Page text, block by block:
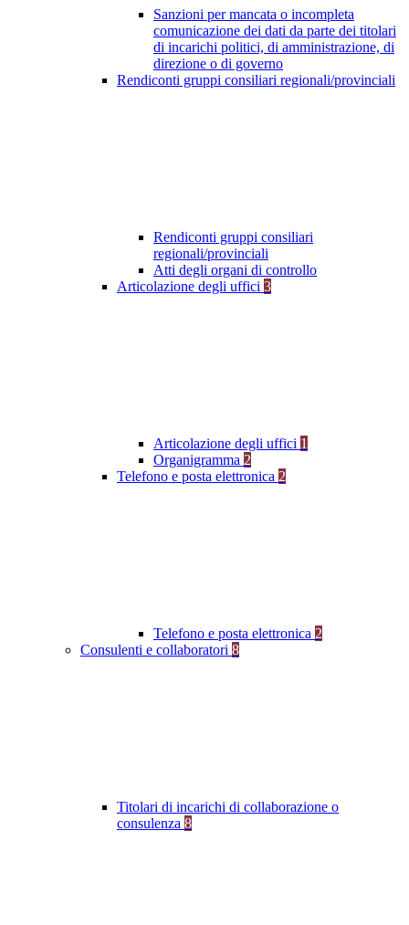
Sanzioni per mancata o incompleta
comunicazione dei dati da parte dei titolari
di incarichi politici, di amministrazione, di
direzione o di governo
Rendiconti gruppi consiliari regionali/provinciali
Rendiconti gruppi consiliari
regionali/provinciali
Atti degli organi di controllo
Articolazione degli uffici 3
Articolazione degli uffici 1
Organigramma 2
Telefono e posta elettronica 2
Telefono e posta elettronica 2
Consulenti e collaboratori 8
Titolari di incarichi di collaborazione o
consulenza 8